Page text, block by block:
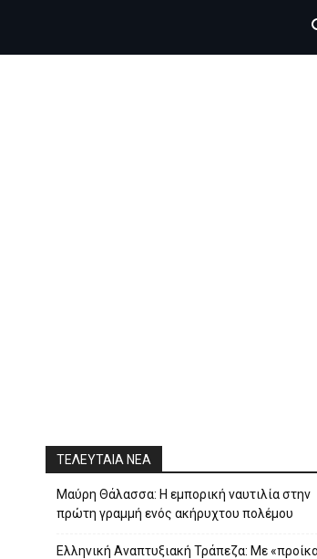
ΤΕΛΕΥΤΑΙΑ ΝΕΑ
Μαύρη Θάλασσα: Η εμπορική ναυτιλία στην
πρώτη γραμμή ενός ακήρυχτου πολέμου
Ελληνική Αναπτυξιακή Τράπεζα: Με